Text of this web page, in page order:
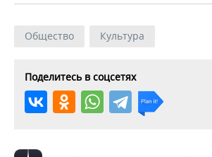
ВОДНЫЕ ВИДЫ СПОРТА
ОБРАЗОВАНИЕ
Общество Культура
Поделитесь в соцсетях